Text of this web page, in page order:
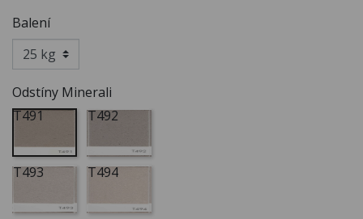
Balení
Odstíny Minerali
T491
T492
T493 T494